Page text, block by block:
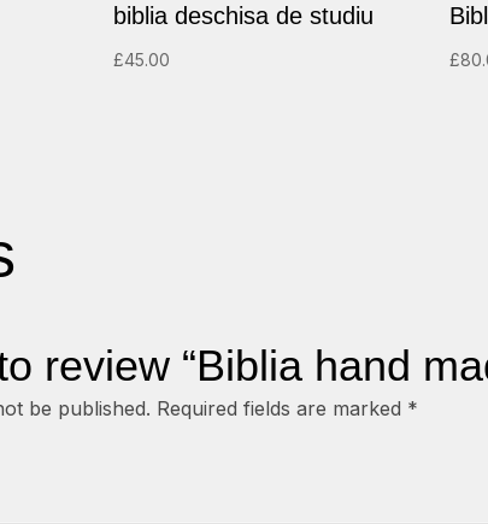
biblia deschisa de studiu
£45.00 £
review “Biblia hand
be published. Required fields are marked *